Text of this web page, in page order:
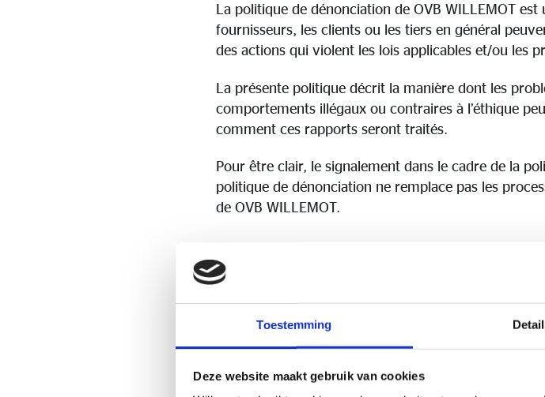
Toestemming
Deze website maakt gebruik van cookies
La politique de dénonciation de OVB WILLEMOT
fournisseurs, les clients ou les tiers en général
des actions qui violent les lois applicables et/ou les
La présente politique décrit la manière dont les
comportements illégaux ou contraires à l’éthique
comment ces rapports seront traités.
Pour être clair, le signalement dans le cadre de la
politique de dénonciation ne remplace pas les
de OVB WILLEMOT.
Pour qui ?
Les employés, les clients, les fournisseurs ainsi que
un abus ou une irrégularité de OVB WILLEMOT par
employés sont encouragés à discuter d’abord des
superviseur ou le département des ressources